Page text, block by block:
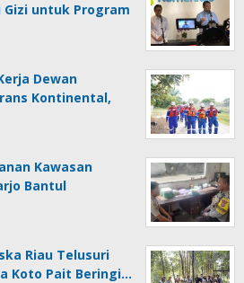
untuk Program
Dewan
Kontinental,
Kawasan
Bantul
Riau Telusuri
Koto Pait Beringi…